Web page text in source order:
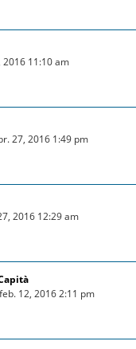
2016 11:10 am
27, 2016 1:49 pm
2016 12:29 am
12, 2016 2:11 pm